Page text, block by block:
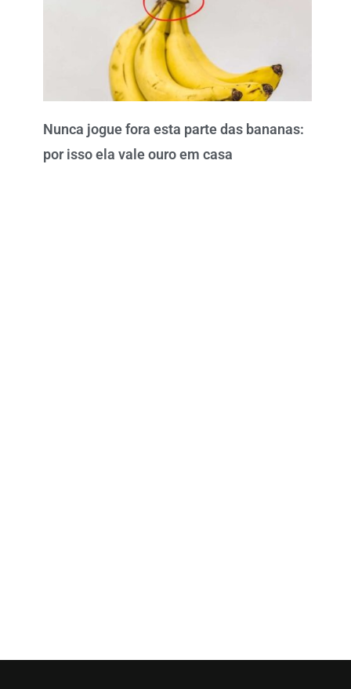
Nunca jogue fora esta parte das bananas:
por isso ela vale ouro em casa